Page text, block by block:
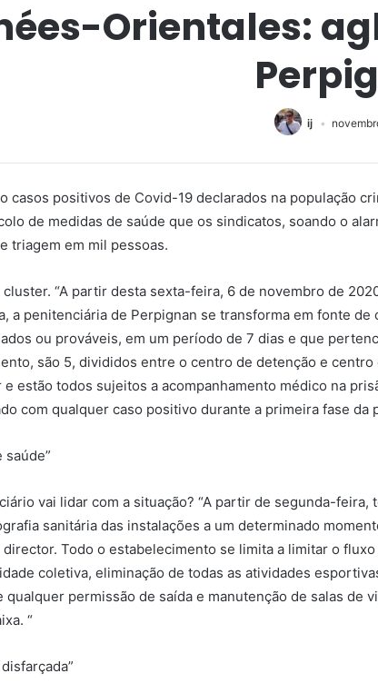
Orientales:
ij
casos positivos de Covid-19 declarados na população
de medidas de saúde que os sindicatos, soando o
triagem em mil pessoas.
cluster. “A partir desta sexta-feira, 6 de novembro de
a penitenciária de Perpignan se transforma em fonte
ou prováveis, em um período de 7 dias e que
são 5, divididos entre o centro de detenção e
estão todos sujeitos a acompanhamento médico na
com qualquer caso positivo durante a primeira fase da
saúde”
vai lidar com a situação? “A partir de segunda-
sanitária das instalações a um determinado
Todo o estabelecimento se limita a limitar o
coletiva, eliminação de todas as atividades
qualquer permissão de saída e manutenção de salas de
“